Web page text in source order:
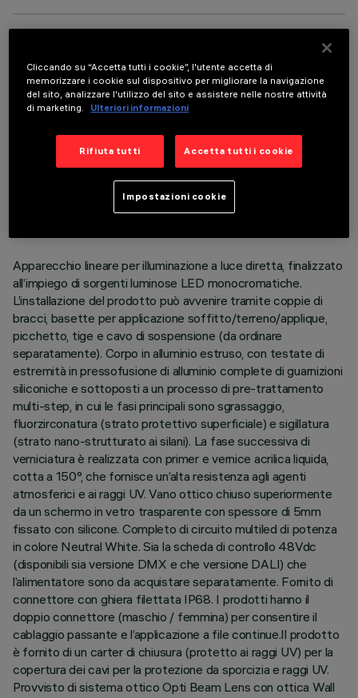
DATI TECNICI
ULTIMO AGGIORNAMENTO: 06/08/2026
DESCRIZIONE
Apparecchio lineare per illuminazione a luce diretta, finalizzato
all’impiego di sorgenti luminose LED monocromatiche.
L’installazione del prodotto può avvenire tramite coppie di
bracci, basette per applicazione soffitto/terreno/applique,
picchetto, tige e cavo di sospensione (da ordinare
separatamente). Corpo in alluminio estruso, con testate di
estremità in pressofusione di alluminio complete di guarnizioni
siliconiche e sottoposti a un processo di pre-trattamento
multi-step, in cui le fasi principali sono sgrassaggio,
fluorzirconatura (strato protettivo superficiale) e sigillatura
(strato nano-strutturato ai silani). La fase successiva di
verniciatura è realizzata con primer e vernice acrilica liquida,
cotta a 150°, che fornisce un’alta resistenza agli agenti
atmosferici e ai raggi UV. Vano ottico chiuso superiormente
da un schermo in vetro trasparente con spessore di 5mm
fissato con silicone. Completo di circuito multiled di potenza
in colore Neutral White. Sia la scheda di controllo 48Vdc
(disponibili sia versione DMX e che versione DALI) che
l’alimentatore sono da acquistare separatamente. Fornito di
connettore con ghiera filettata IP68. I prodotti hanno il
doppio connettore (maschio / femmina) per consentire il
cablaggio passante e l’applicazione a file continue.Il prodotto
è fornito di un carter di chiusura (protetto ai raggi UV) per la
copertura dei cavi per la protezione da sporcizia e raggi UV.
Provvisto di sistema ottico Opti Beam Lens con ottica Wall
Cliccando su “Accetta tutti i cookie”, l'utente accetta di
memorizzare i cookie sul dispositivo per migliorare la navigazione
del sito, analizzare l'utilizzo del sito e assistere nelle nostre attività
di marketing.
Ulteriori informazioni
Rifiuta tutti Accetta tutti i cookie
Impostazioni cookie